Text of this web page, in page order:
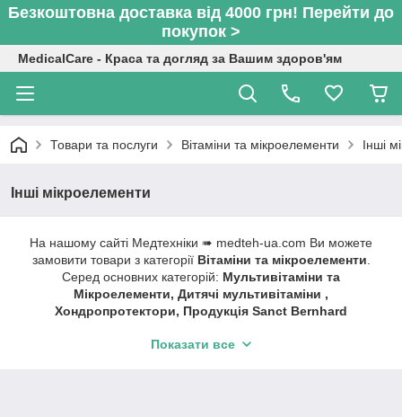
Безкоштовна доставка від 4000 грн! Перейти до
покупок >
MedicalCare - Краса та догляд за Вашим здоров'ям
Товари та послуги Вітаміни та мікроелементи Інші
Інші мікроелементи
На нашому сайті Медтехніки ➠ medteh-ua.com Ви можете
замовити товари з категорії Вітаміни та мікроелементи
Серед основних категорій: Мультивітаміни та
Мікроелементи, Дитячі мультивітаміни ,
Хондропротектори, Продукція Sanct Bernhard
Швидка доставка ✔ Доступні ціни ✔ Широкий
Показати все